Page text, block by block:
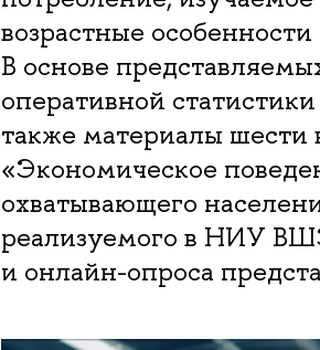
возрастные
В основе
оперативной
также материалы шести
«Экономическое
охватывающего
реализуемого в НИУ
и онлайн-опроса